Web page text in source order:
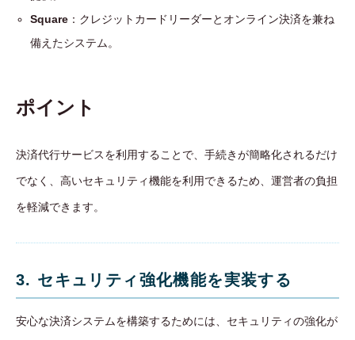
Square ：クレジットカードリーダーとオンライン決済を兼ね
備えたシステム。
ポイント
決済代行サービスを利用することで、手続きが簡略化されるだけ
でなく、高いセキュリティ機能を利用できるため、運営者の負担
を軽減できます。
3. セキュリティ強化機能を実装する
安心な決済システムを構築するためには、セキュリティの強化が